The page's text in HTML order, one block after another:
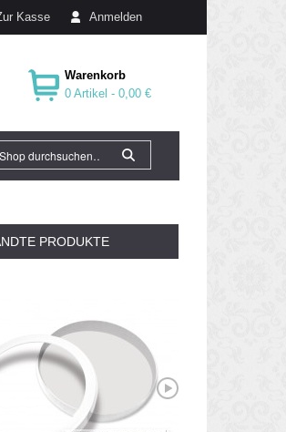
Kasse Anmelden
Warenkorb
0 Artikel -0,00 €
PRODUKTE